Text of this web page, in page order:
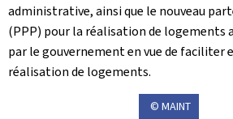
administrative, ainsi que le nouveau
(PPP) pour la réalisation de logements
par le gouvernement en vue de faciliter
réalisation de logements.
© MAINT